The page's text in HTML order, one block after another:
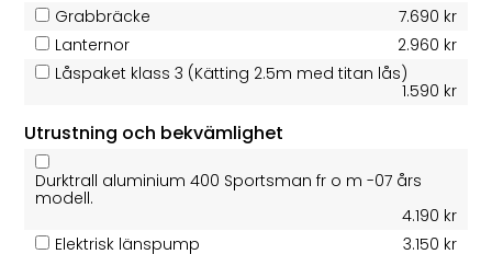
Grabbräcke
7.690 kr
Lanternor
2.960 kr
Låspaket klass 3 (Kätting 2.5m med titan lås)
1.590 kr
Utrustning och bekvämlighet
Durktrall aluminium 400 Sportsman fr o m -07 års
modell.
4.190 kr
Elektrisk länspump
3.150 kr